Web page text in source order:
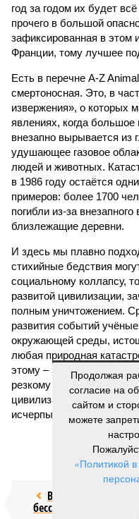
год за годом их будет
прочего в большой
зафиксированная в этом
Франции, тому лучшее
Есть в перечне A-Z
смертоносная. Это, в
извержения», о которых
явлениях, когда большое
внезапно вырывается из
удушающее газовое
людей и животных.
в 1986 году остаётся
примеров: более 1700
погибли из-за
близлежащие деревни.
И здесь мы плавно
стихийные бедствия
социальному коллапсу,
развитой цивилизации,
полным уничтожением.
развития событий
окружающей среды,
любая природная
этому – экономическому
резкому сокращению
цивилизации шумеров,
исчерпывающий. Какая
Возраст
бессмертия
Продолжая
согласие на
сайтом и
можете
«Политикой